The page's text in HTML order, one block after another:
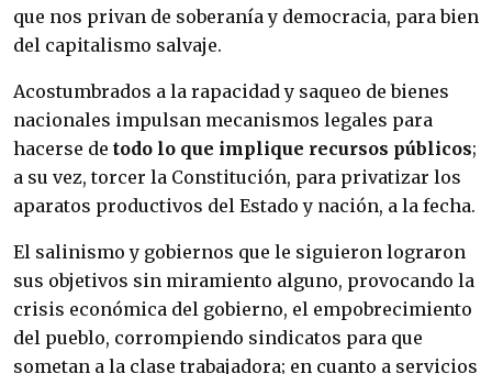
que nos privan de soberanía y democracia, para bien
del capitalismo salvaje.
Acostumbrados a la rapacidad y saqueo de bienes
nacionales impulsan mecanismos legales para
hacerse de todo lo que implique recursos públicos;
a su vez, torcer la Constitución, para privatizar los
aparatos productivos del Estado y nación, a la fecha.
El salinismo y gobiernos que le siguieron lograron
sus objetivos sin miramiento alguno, provocando la
crisis económica del gobierno, el empobrecimiento
del pueblo, corrompiendo sindicatos para que
sometan a la clase trabajadora; en cuanto a servicios